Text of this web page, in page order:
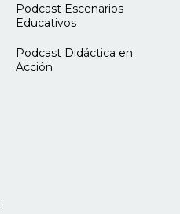
Podcast Escenarios
Educativos
Podcast Didáctica en
Acción